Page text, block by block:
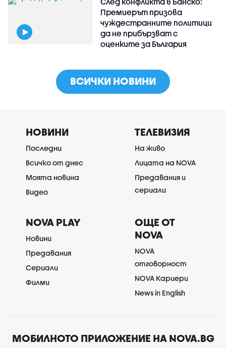
Премиерът призова
чуждестранните политици
да не прибързват с
оценките за България
ВСИЧКИ НОВИНИ
НОВИНИ
Последни
Всичко от днес
Моята новина
Видео
ТЕЛЕВИЗИЯ
На живо
Лицата на NOVA
Предавания и
сериали
NOVA PLAY
Новини
Предавания
Сериали
Филми
ОЩЕ ОТ
NOVA
NOVA
отговорност
NOVA Кариери
News in English
МОБИЛНОТО ПРИЛОЖЕНИЕ НА NOVA.BG